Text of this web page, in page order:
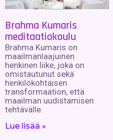
Brahma Kumaris
meditaatiokoulu
Brahma Kumaris on
maailmanlaajuinen
henkinen liike, joka on
omistautunut sekä
henkilökohtaisen
transformaation, että
maailman uudistamisen
tehtävälle.
Lue lisää »